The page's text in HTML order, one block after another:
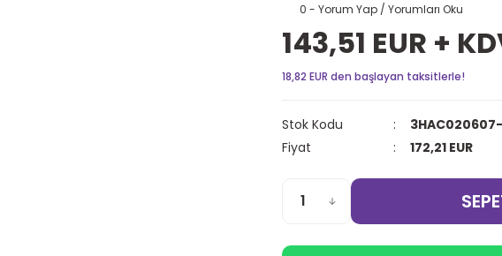
0 - Yorum Yap / Yorumları Oku
143,51 EUR +
18,82 EUR den başlayan taksitlerle!
Stok Kodu
Fiyat
172,21 EUR